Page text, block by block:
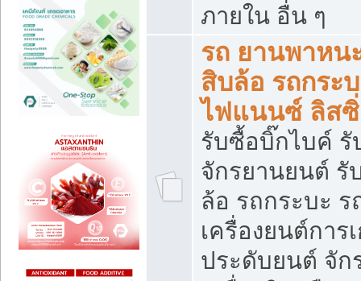
ภายใน อื่น ๆ
รถ ยานพาหน
สิบล้อ รถกระ
ไฟแนนซ์ ลิส
รับซื้อบิ๊กไบค์
จักรยานยนต์ รั
ล้อ รถกระบะ
เครื่องยนต์การ
ประดับยนต์ จัก